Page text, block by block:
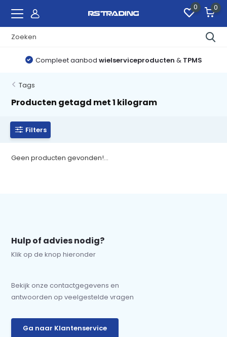
0 0
Compleet aanbod wielserviceproducten & TPMS
Tags
Producten getagd met 1 kilogram
Filters
Geen producten gevonden!...
Hulp of advies nodig?
Klik op de knop hieronder
Bekijk onze contactgegevens en
antwoorden op veelgestelde vragen
Ga naar Klantenservice